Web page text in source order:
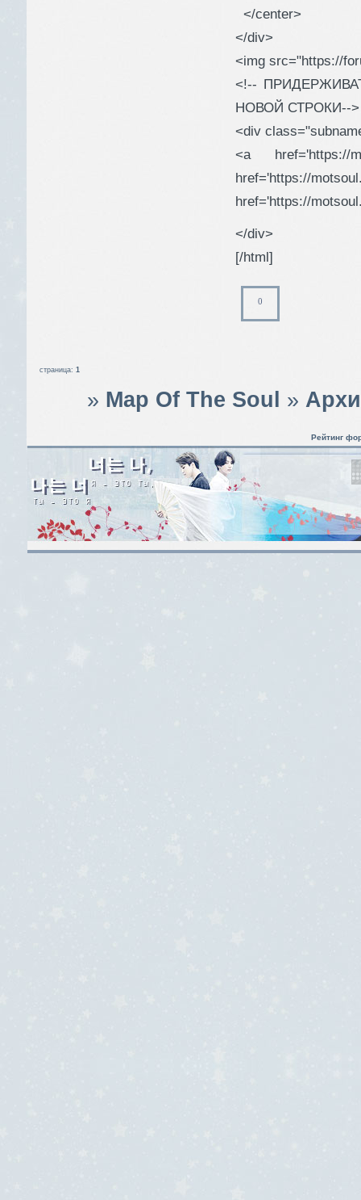
</center>
</div>
<img src="https://
<!--
НОВОЙ СТРОКИ-->
<div
<a href='https://
href='https://
href='https://
</div>
[/html]
0
страница: 1
» Map Of The Soul »
Рейтинг